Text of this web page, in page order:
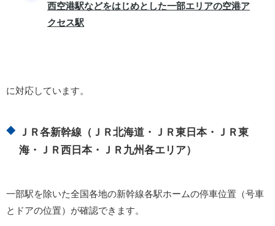
西空港駅などをはじめとした一部エリアの空港ア
クセス駅
に対応しています。
ＪＲ各新幹線（ＪＲ北海道・ＪＲ東日本・ＪＲ東
海・ＪＲ西日本・ＪＲ九州各エリア）
一部駅を除いた全国各地の新幹線各駅ホームの停車位置（号車
とドアの位置）が確認できます。